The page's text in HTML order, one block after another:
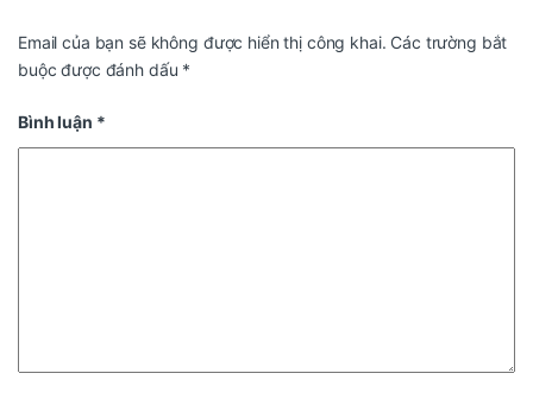
Email của bạn sẽ không được hiển thị công khai. Các trường bắt
buộc được đánh dấu *
Bình luận *